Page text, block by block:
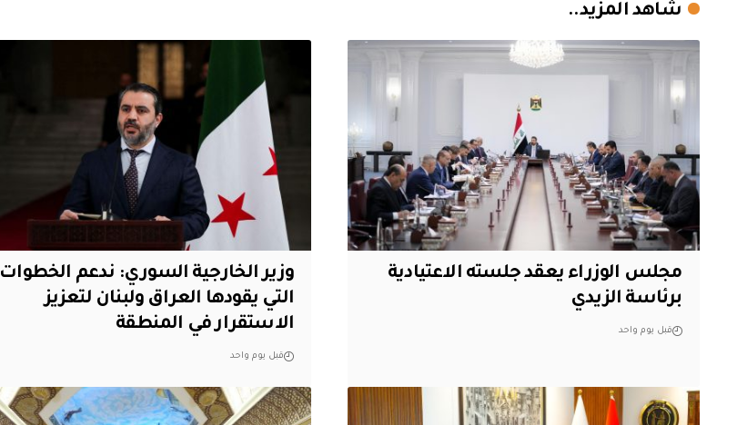
شاهد المزيد..
مجلس الوزراء يعقد جلسته الاعتيادية
برئاسة الزيدي
قبل يوم واحد
وزير الخارجية السوري: ندعم الخطوات
التي يقودها العراق ولبنان لتعزيز
الاستقرار في المنطقة
قبل يوم واحد